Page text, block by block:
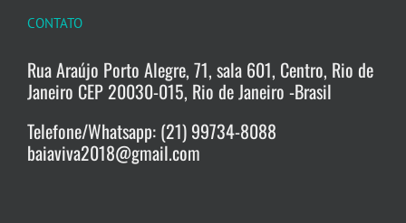
CONTATO
Rua Araújo Porto Alegre, 71, sala 601, Centro, Rio de
Janeiro CEP 20030-015, Rio de Janeiro -Brasil
Telefone/Whatsapp: (21) 99734-8088
baiaviva2018@gmail.com